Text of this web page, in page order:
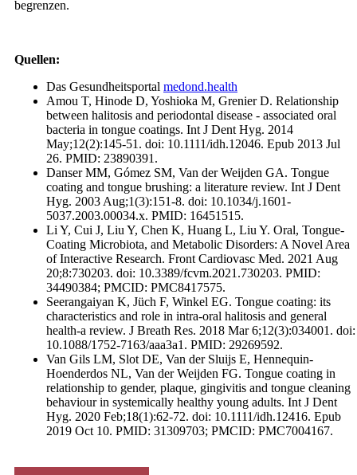
begrenzen.
Quellen:
Das Gesundheitsportal medond.health
Amou T, Hinode D, Yoshioka M, Grenier D. Relationship
between halitosis and periodontal disease - associated oral
bacteria in tongue coatings. Int J Dent Hyg. 2014
May;12(2):145-51. doi: 10.1111/idh.12046. Epub 2013 Jul
26. PMID: 23890391.
Danser MM, Gómez SM, Van der Weijden GA. Tongue
coating and tongue brushing: a literature review. Int J Dent
Hyg. 2003 Aug;1(3):151-8. doi: 10.1034/j.1601-
5037.2003.00034.x. PMID: 16451515.
Li Y, Cui J, Liu Y, Chen K, Huang L, Liu Y. Oral, Tongue-
Coating Microbiota, and Metabolic Disorders: A Novel Area
of Interactive Research. Front Cardiovasc Med. 2021 Aug
20;8:730203. doi: 10.3389/fcvm.2021.730203. PMID:
34490384; PMCID: PMC8417575.
Seerangaiyan K, Jüch F, Winkel EG. Tongue coating: its
characteristics and role in intra-oral halitosis and general
health-a review. J Breath Res. 2018 Mar 6;12(3):034001. doi:
10.1088/1752-7163/aaa3a1. PMID: 29269592.
Van Gils LM, Slot DE, Van der Sluijs E, Hennequin-
Hoenderdos NL, Van der Weijden FG. Tongue coating in
relationship to gender, plaque, gingivitis and tongue cleaning
behaviour in systemically healthy young adults. Int J Dent
Hyg. 2020 Feb;18(1):62-72. doi: 10.1111/idh.12416. Epub
2019 Oct 10. PMID: 31309703; PMCID: PMC7004167.